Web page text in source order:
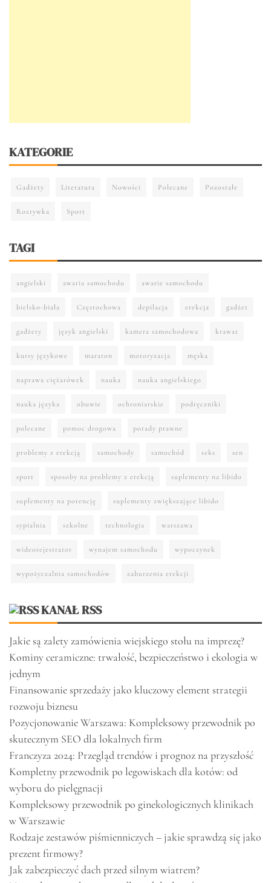
KATEGORIE
Gadżety Literatura Nowości Polecane Pozostałe
Rozrywka Sport
TAGI
angielski awaria samochodu awarie samochodu
bielsko-biała Częstochowa depilacja erekcja gadżet
gadżety język angielski kamera samochodowa krawat
kursy językowe maraton motoryzacja męska
naprawa ciężarówek nauka nauka angielskiego
nauka języka obuwie ochroniarskie podręczniki
polecane pomoc drogowa porady prawne
problemy z erekcją samochody samochód seks sen
sport sposoby na problemy z erekcją suplementy na libido
suplementy na potencję suplementy zwiększające libido
sypialnia szkolne technologia warszawa
wideorejestrator wynajem samochodu wypoczynek
wypożyczalnia samochodów zaburzenia erekcji
KANAŁ RSS
Jakie są zalety zamówienia wiejskiego stołu na imprezę?
Kominy ceramiczne: trwałość, bezpieczeństwo i ekologia w
jednym
Finansowanie sprzedaży jako kluczowy element strategii
rozwoju biznesu
Pozycjonowanie Warszawa: Kompleksowy przewodnik po
skutecznym SEO dla lokalnych firm
Franczyza 2024: Przegląd trendów i prognoz na przyszłość
Kompletny przewodnik po legowiskach dla kotów: od
wyboru do pielęgnacji
Kompleksowy przewodnik po ginekologicznych klinikach
w Warszawie
Rodzaje zestawów piśmienniczych – jakie sprawdzą się jako
prezent firmowy?
Jak zabezpieczyć dach przed silnym wiatrem?